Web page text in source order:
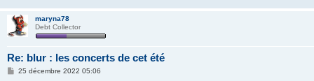
maryna78
Debt Collector
Re: blur : les concerts de cet été
M25 décembre 2022 05:06